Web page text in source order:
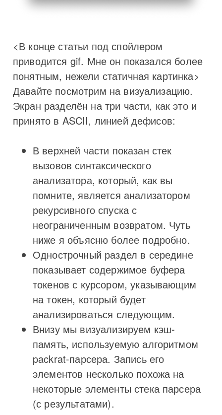
<В конце статьи под спойлером
приводится gif. Мне он показался более
понятным, нежели статичная картинка>
Давайте посмотрим на визуализацию.
Экран разделён на три части, как это и
принято в ASCII, линией дефисов:
В верхней части показан стек
вызовов синтаксического
анализатора, который, как вы
помните, является анализатором
рекурсивного спуска с
неограниченным возвратом. Чуть
ниже я объясню более подробно.
Однострочный раздел в середине
показывает содержимое буфера
токенов с курсором, указывающим
на токен, который будет
анализироваться следующим.
Внизу мы визуализируем кэш-
память, используемую алгоритмом
packrat-парсера. Запись его
элементов несколько похожа на
некоторые элементы стека парсера
(с результатами).